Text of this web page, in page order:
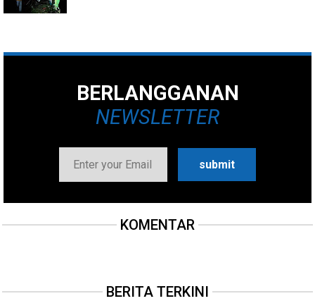
BERLANGGANAN
NEWSLETTER
KOMENTAR
BERITA TERKINI